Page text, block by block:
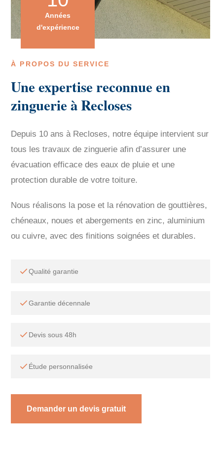
À PROPOS DU SERVICE
Une expertise reconnue en
zinguerie à Recloses
Depuis 10 ans à Recloses, notre équipe intervient sur
tous les travaux de zinguerie afin d’assurer une
évacuation efficace des eaux de pluie et une
protection durable de votre toiture.
Nous réalisons la pose et la rénovation de gouttières,
chéneaux, noues et abergements en zinc, aluminium
ou cuivre, avec des finitions soignées et durables.
Qualité garantie
Garantie décennale
Devis sous 48h
Étude personnalisée
Demander un devis gratuit
Années
d'expérience